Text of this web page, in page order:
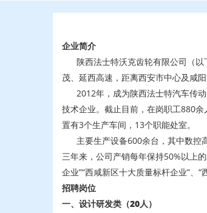
企业简介
陕西法士特沃克齿轮有限公司（以
茂、延西高速，距离西安市中心及咸
2012年，成为陕西法士特汽车传动
技术企业。截止目前，在岗职工880
置有3个生产车间，13个职能处室。
主要生产设备600余台，其中数控
三年来，公司产销每年保持50%以上
企业”“西咸新区十大质量标杆企业”、“
招聘岗位
一、设计研发类（20人）